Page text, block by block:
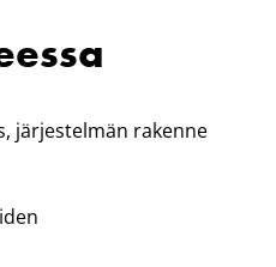
järjestelmän rakenne